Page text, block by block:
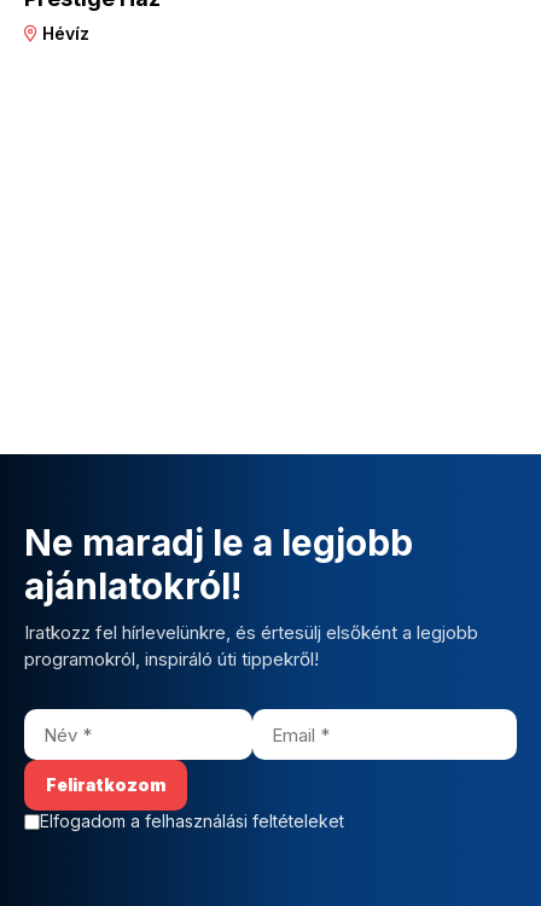
Hévíz
Ne maradj le a legjobb
ajánlatokról!
Iratkozz fel hírlevelünkre, és értesülj elsőként a legjobb
programokról, inspiráló úti tippekről!
Elfogadom a felhasználási feltételeket